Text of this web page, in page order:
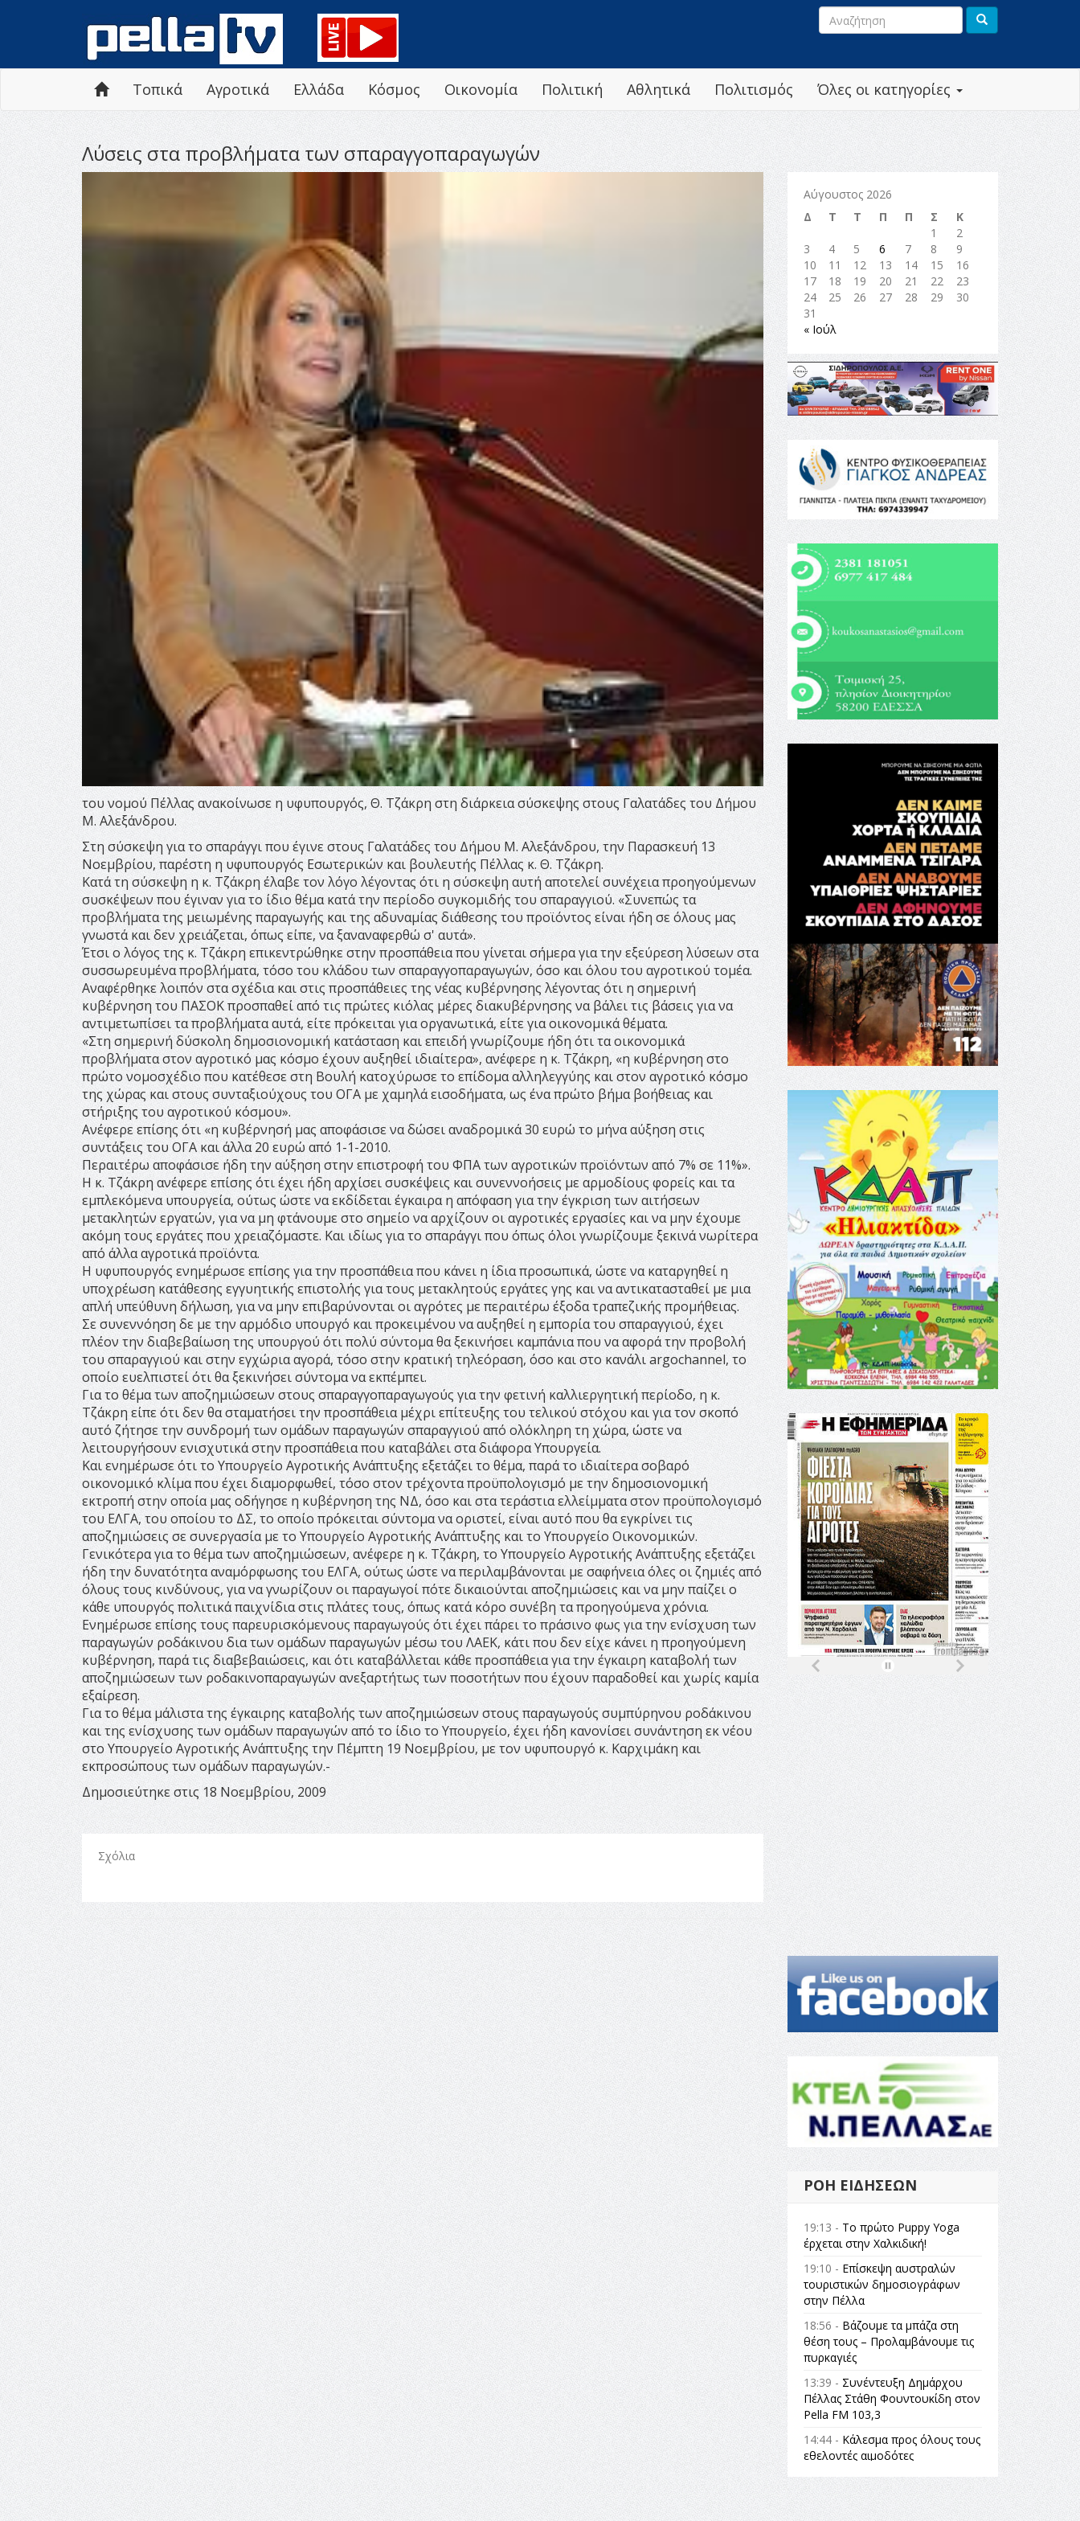
Όλες οι κατηγορίες
Τοπικά Αγροτικά Ελλάδα Κόσμος Οικονομία Πολιτική Αθλητικά Πολιτισμός
Λύσεις στα προβλήματα των σπαραγγοπαραγωγών
του νομού Πέλλας ανακοίνωσε η υφυπουργός, Θ. Τζάκρη στη διάρκεια σύσκεψης στους Γαλατάδες του Δήμου
Μ. Αλεξάνδρου.
Στη σύσκεψη για το σπαράγγι που έγινε στους Γαλατάδες του Δήμου Μ. Αλεξάνδρου, την Παρασκευή 13
Νοεμβρίου, παρέστη η υφυπουργός Εσωτερικών και βουλευτής Πέλλας κ. Θ. Τζάκρη.
Κατά τη σύσκεψη η κ. Τζάκρη έλαβε τον λόγο λέγοντας ότι η σύσκεψη αυτή αποτελεί συνέχεια προηγούμενων
συσκέψεων που έγιναν για το ίδιο θέμα κατά την περίοδο συγκομιδής του σπαραγγιού. «Συνεπώς τα
προβλήματα της μειωμένης παραγωγής και της αδυναμίας διάθεσης του προϊόντος είναι ήδη σε όλους μας
γνωστά και δεν χρειάζεται, όπως είπε, να ξαναναφερθώ σ' αυτά».
Έτσι ο λόγος της κ. Τζάκρη επικεντρώθηκε στην προσπάθεια που γίνεται σήμερα για την εξεύρεση λύσεων στα
συσσωρευμένα προβλήματα, τόσο του κλάδου των σπαραγγοπαραγωγών, όσο και όλου του αγροτικού τομέα.
Αναφέρθηκε λοιπόν στα σχέδια και στις προσπάθειες της νέας κυβέρνησης λέγοντας ότι η σημερινή
κυβέρνηση του ΠΑΣΟΚ προσπαθεί από τις πρώτες κιόλας μέρες διακυβέρνησης να βάλει τις βάσεις για να
αντιμετωπίσει τα προβλήματα αυτά, είτε πρόκειται για οργανωτικά, είτε για οικονομικά θέματα.
«Στη σημερινή δύσκολη δημοσιονομική κατάσταση και επειδή γνωρίζουμε ήδη ότι τα οικονομικά
προβλήματα στον αγροτικό μας κόσμο έχουν αυξηθεί ιδιαίτερα», ανέφερε η κ. Τζάκρη, «η κυβέρνηση στο
πρώτο νομοσχέδιο που κατέθεσε στη Βουλή κατοχύρωσε το επίδομα αλληλεγγύης και στον αγροτικό κόσμο
της χώρας και στους συνταξιούχους του ΟΓΑ με χαμηλά εισοδήματα, ως ένα πρώτο βήμα βοήθειας και
στήριξης του αγροτικού κόσμου».
Ανέφερε επίσης ότι «η κυβέρνησή μας αποφάσισε να δώσει αναδρομικά 30 ευρώ το μήνα αύξηση στις
συντάξεις του ΟΓΑ και άλλα 20 ευρώ από 1-1-2010.
Περαιτέρω αποφάσισε ήδη την αύξηση στην επιστροφή του ΦΠΑ των αγροτικών προϊόντων από 7% σε 11%».
Η κ. Τζάκρη ανέφερε επίσης ότι έχει ήδη αρχίσει συσκέψεις και συνεννοήσεις με αρμοδίους φορείς και τα
εμπλεκόμενα υπουργεία, ούτως ώστε να εκδίδεται έγκαιρα η απόφαση για την έγκριση των αιτήσεων
μετακλητών εργατών, για να μη φτάνουμε στο σημείο να αρχίζουν οι αγροτικές εργασίες και να μην έχουμε
ακόμη τους εργάτες που χρειαζόμαστε. Και ιδίως για το σπαράγγι που όπως όλοι γνωρίζουμε ξεκινά νωρίτερα
από άλλα αγροτικά προϊόντα.
Η υφυπουργός ενημέρωσε επίσης για την προσπάθεια που κάνει η ίδια προσωπικά, ώστε να καταργηθεί η
υποχρέωση κατάθεσης εγγυητικής επιστολής για τους μετακλητούς εργάτες γης και να αντικατασταθεί με μια
απλή υπεύθυνη δήλωση, για να μην επιβαρύνονται οι αγρότες με περαιτέρω έξοδα τραπεζικής προμήθειας.
Σε συνεννόηση δε με την αρμόδιο υπουργό και προκειμένου να αυξηθεί η εμπορία του σπαραγγιού, έχει
πλέον την διαβεβαίωση της υπουργού ότι πολύ σύντομα θα ξεκινήσει καμπάνια που να αφορά την προβολή
του σπαραγγιού και στην εγχώρια αγορά, τόσο στην κρατική τηλεόραση, όσο και στο κανάλι argochannel, το
οποίο ευελπιστεί ότι θα ξεκινήσει σύντομα να εκπέμπει.
Για το θέμα των αποζημιώσεων στους σπαραγγοπαραγωγούς για την φετινή καλλιεργητική περίοδο, η κ.
Τζάκρη είπε ότι δεν θα σταματήσει την προσπάθεια μέχρι επίτευξης του τελικού στόχου και για τον σκοπό
αυτό ζήτησε την συνδρομή των ομάδων παραγωγών σπαραγγιού από ολόκληρη τη χώρα, ώστε να
λειτουργήσουν ενισχυτικά στην προσπάθεια που καταβάλει στα διάφορα Υπουργεία.
Και ενημέρωσε ότι το Υπουργείο Αγροτικής Ανάπτυξης εξετάζει το θέμα, παρά το ιδιαίτερα σοβαρό
οικονομικό κλίμα που έχει διαμορφωθεί, τόσο στον τρέχοντα προϋπολογισμό με την δημοσιονομική
εκτροπή στην οποία μας οδήγησε η κυβέρνηση της ΝΔ, όσο και στα τεράστια ελλείμματα στον προϋπολογισμό
του ΕΛΓΑ, του οποίου το ΔΣ, το οποίο πρόκειται σύντομα να οριστεί, είναι αυτό που θα εγκρίνει τις
αποζημιώσεις σε συνεργασία με το Υπουργείο Αγροτικής Ανάπτυξης και το Υπουργείο Οικονομικών.
Γενικότερα για το θέμα των αποζημιώσεων, ανέφερε η κ. Τζάκρη, το Υπουργείο Αγροτικής Ανάπτυξης εξετάζει
ήδη την δυνατότητα αναμόρφωσης του ΕΛΓΑ, ούτως ώστε να περιλαμβάνονται με σαφήνεια όλες οι ζημιές από
όλους τους κινδύνους, για να γνωρίζουν οι παραγωγοί πότε δικαιούνται αποζημιώσεις και να μην παίζει ο
κάθε υπουργός πολιτικά παιχνίδια στις πλάτες τους, όπως κατά κόρο συνέβη τα προηγούμενα χρόνια.
Ενημέρωσε επίσης τους παρευρισκόμενους παραγωγούς ότι έχει πάρει το πράσινο φως για την ενίσχυση των
παραγωγών ροδάκινου δια των ομάδων παραγωγών μέσω του ΛΑΕΚ, κάτι που δεν είχε κάνει η προηγούμενη
κυβέρνηση, παρά τις διαβεβαιώσεις, και ότι καταβάλλεται κάθε προσπάθεια για την έγκαιρη καταβολή των
αποζημιώσεων των ροδακινοπαραγωγών ανεξαρτήτως των ποσοτήτων που έχουν παραδοθεί και χωρίς καμία
εξαίρεση.
Για το θέμα μάλιστα της έγκαιρης καταβολής των αποζημιώσεων στους παραγωγούς συμπύρηνου ροδάκινου
και της ενίσχυσης των ομάδων παραγωγών από το ίδιο το Υπουργείο, έχει ήδη κανονίσει συνάντηση εκ νέου
στο Υπουργείο Αγροτικής Ανάπτυξης την Πέμπτη 19 Νοεμβρίου, με τον υφυπουργό κ. Καρχιμάκη και
εκπροσώπους των ομάδων παραγωγών.-
Δημοσιεύτηκε στις 18 Νοεμβρίου, 2009
Σχόλια
Αύγουστος 2026
Δ
Τ Τ Π Π Σ
Κ
1
2
3
4 5 6 7 8
9
10
11 12 13 14 15
16
17
18 19 20 21 22
23
24
25 26 27 28 29
30
31
« Ιούλ
ΡΟΉ ΕΙΔΉΣΕΩΝ
19:13 - Το πρώτο Puppy Yoga
έρχεται στην Χαλκιδική!
19:10 - Επίσκεψη αυστραλών
τουριστικών δημοσιογράφων
στην Πέλλα
18:56 - Βάζουμε τα μπάζα στη
θέση τους – Προλαμβάνουμε τις
πυρκαγιές
13:39 - Συνέντευξη Δημάρχου
Πέλλας Στάθη Φουντουκίδη στον
Pella FM 103,3
14:44 - Κάλεσμα προς όλους τους
εθελοντές αιμοδότες
14:23 -Όλη η Ελλάδα ένας
πολιτισμός Μουσική
εγκατάσταση Πόλεμος και